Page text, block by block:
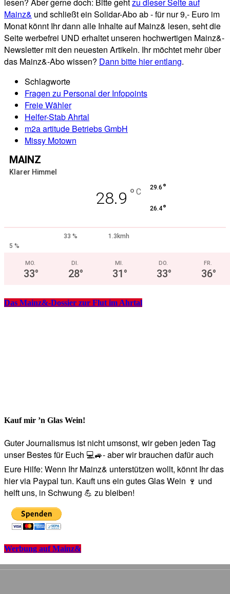
Mainz& und schließt ein Solidar-Abo ab - für nur 9,- Euro im
Monat könnt Ihr dann alle Inhalte auf Mainz& lesen, seht die
Seite werbefrei UND erhaltet unseren hochwertigen Mainz&-
Newsletter mit den neuesten Artikeln. Ihr möchtet mehr über
das Mainz&-Abo wissen? Dann bitte hier entlang.
Schlagworte
Fragen zu Personal der Infopoints
Freie Wähler
Helfer-Stab Ahrtal
m2a artitude Betriebs GmbH
Missy Motown
MAINZ
Klarer Himmel
28.9 ° C 29.6 °
26.4°
33 %
1.3kmh
5 %
MO.
33°
DI.
28°
MI.
31°
DO.
33°
FR.
36°
Das Mainz&-Dossier zur Flut im Ahrtal
Kauf mir ’n Glas Wein!
Guter Journalismus ist nicht umsonst, wir geben jeden Tag
unser Bestes für Euch 💻🚙- aber wir brauchen dafür auch
Eure Hilfe: Wenn Ihr Mainz& unterstützen wollt, könnt Ihr das
hier via Paypal tun. Kauft uns ein gutes Glas Wein 🍷 und
helft uns, in Schwung 💪 zu bleiben!
Werbung auf Mainz&